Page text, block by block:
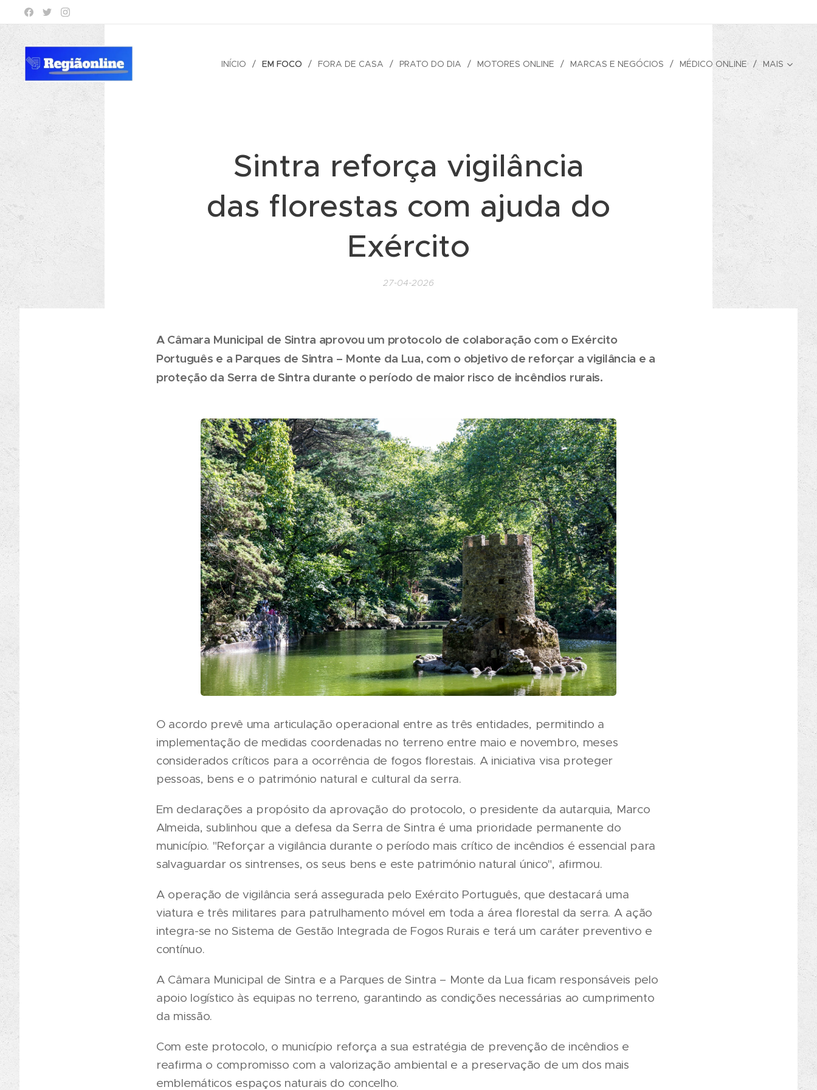
INÍCIO EM FOCO FORA DE CASA PRATO DO DIA MOTORES ONLINE MARCAS E NEGÓCIOS MÉDICO ONLINE MAIS
Sintra reforça vigilância
das florestas com ajuda do
Exército
27-04-2026
A Câmara Municipal de Sintra aprovou um protocolo de colaboração com o Exército
Português e a Parques de Sintra – Monte da Lua, com o objetivo de reforçar a vigilância e a
proteção da Serra de Sintra durante o período de maior risco de incêndios rurais.
O acordo prevê uma articulação operacional entre as três entidades, permitindo a
implementação de medidas coordenadas no terreno entre maio e novembro, meses
considerados críticos para a ocorrência de fogos florestais. A iniciativa visa proteger
pessoas, bens e o património natural e cultural da serra.
Em declarações a propósito da aprovação do protocolo, o presidente da autarquia, Marco
Almeida, sublinhou que a defesa da Serra de Sintra é uma prioridade permanente do
município. "Reforçar a vigilância durante o período mais crítico de incêndios é essencial para
salvaguardar os sintrenses, os seus bens e este património natural único", afirmou.
A operação de vigilância será assegurada pelo Exército Português, que destacará uma
viatura e três militares para patrulhamento móvel em toda a área florestal da serra. A ação
integra-se no Sistema de Gestão Integrada de Fogos Rurais e terá um caráter preventivo e
contínuo.
A Câmara Municipal de Sintra e a Parques de Sintra – Monte da Lua ficam responsáveis pelo
apoio logístico às equipas no terreno, garantindo as condições necessárias ao cumprimento
da missão.
Com este protocolo, o município reforça a sua estratégia de prevenção de incêndios e
reafirma o compromisso com a valorização ambiental e a preservação de um dos mais
emblemáticos espaços naturais do concelho.